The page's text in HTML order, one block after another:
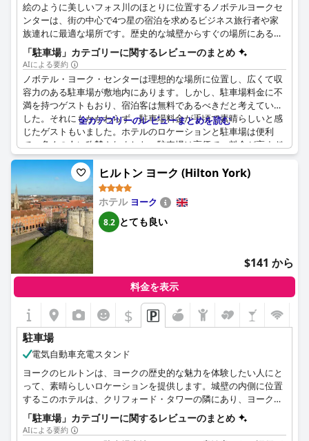
絵のように美しいフォス川のほとりに位置するノボテルヨークセ
ンターは、街の中心で4つ星の宿泊を求めるビジネス旅行者や家
族連れに最適な場所です。歴史的な城壁からすぐの場所にある当
ホテルは、市が提供する数え切れないほどの文化施設を探索する
ための理想的な出発点となっています。お車でお越しのお客様に
は、便利な屋外駐車場をご用意しております（有料）。予約の必
要もなく、駐車してすぐに街を散策することができます。また、
ヨーク・ミンスター駅とヨーク駅がホテルから1.6km圏内にある
ため、移動はこれ以上ないほど簡単です。
「駐車場」カテゴリーに関するレビューのまとめ
AIによる要約
ノボテル・ヨーク・センターは理想的な場所に位置し、広くて収
容力のある駐車場が敷地内にあります。しかし、駐車場料金に不
満を持つゲストもおり、宿泊客は無料であるべきだと考えていま
した。それにもかかわらず、駐車場料金が手頃で素晴らしいと感
じたゲストもいました。ホテルのロケーションと駐車場は便利
で、多くの人に称賛されました。駐車場は高価で、料金が高すぎ
ると感じたゲストもいました。それにもかかわらず、駐車場は手
入れが行き届いており、アクセスしやすい適切なサイズのスペー
スがたくさんありました。全体として、ノボテル・ヨーク・セン
ターは素敵なホテルで、素晴らしいロビーとバーがあり、ヨーク
中心部では珍しい、独自の安全な駐車場を誇っています。
全カテゴリーのレビューまとめを読む
ヒルトン ヨーク (Hilton York)
ホテル ヨーク
8.2 とても良い
$141 から
料金を表示
$
駐車場
電気自動車充電スタンド
ヨークのヒルトンは、ヨークの歴史的な魅力を体験したい人にと
って、素晴らしいロケーションを提供します。城壁の内側に位置
するこのホテルは、クリフォード・タワーの隣にあり、ヨークの
魅力的な過去を探索するのに最適な拠点となっています。歴史好
きにはたまらない立地であると同時に、市内でも最も活気のある
バーやレストランが徒歩圏内にある便利な立地です。ヨーク城博
「駐車場」カテゴリーに関するレビューのまとめ
AIによる要約